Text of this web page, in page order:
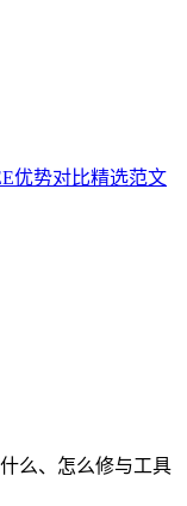
优势对比精选范文
么、怎么修与工具